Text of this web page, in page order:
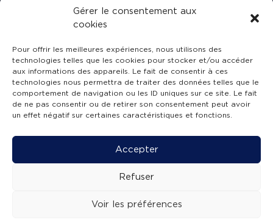
Gérer le consentement aux
cookies
Pour offrir les meilleures expériences, nous utilisons des
technologies telles que les cookies pour stocker et/ou accéder
aux informations des appareils. Le fait de consentir à ces
technologies nous permettra de traiter des données telles que le
comportement de navigation ou les ID uniques sur ce site. Le fait
de ne pas consentir ou de retirer son consentement peut avoir
un effet négatif sur certaines caractéristiques et fonctions.
Accepter
Refuser
Voir les préférences
TÉLÉCHARGEZ GRATUITEMENT
L’APPLICATION TVBA !
SUIVEZ-NOUS !
Mentions légales -Accessibilité